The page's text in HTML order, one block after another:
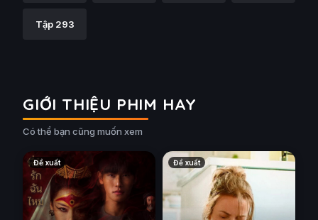
Tập 293
GIỚI THIỆU PHIM HAY
Có thể bạn cũng muốn xem
Đề xuất Đề xuất